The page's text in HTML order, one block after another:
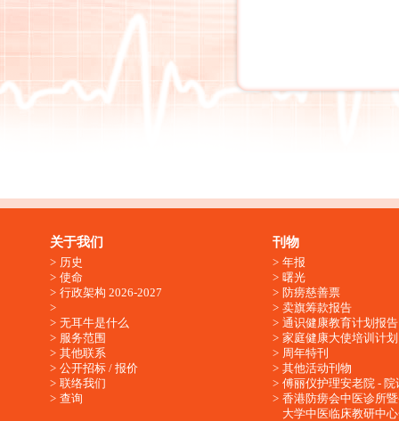
关于我们
历史
使命
行政架构 2026-2027
无耳牛是什么
服务范围
其他联系
公开招标 / 报价
联络我们
查询
刊物
年报
曙光
防痨慈善票
卖旗筹款报告
通识健康教育计划报告
家庭健康大使培训计划
周年特刊
其他活动刊物
傅丽仪护理安老院 - 院
香港防痨会中医诊所
大学中医临床教研中